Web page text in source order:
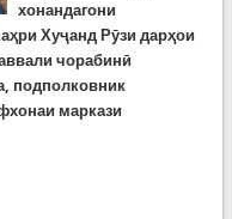
хонандагони
Хуҷанд Рӯзи дарҳои
чорабинӣ
подполковник
маркази
бахшида ба 27-солагии